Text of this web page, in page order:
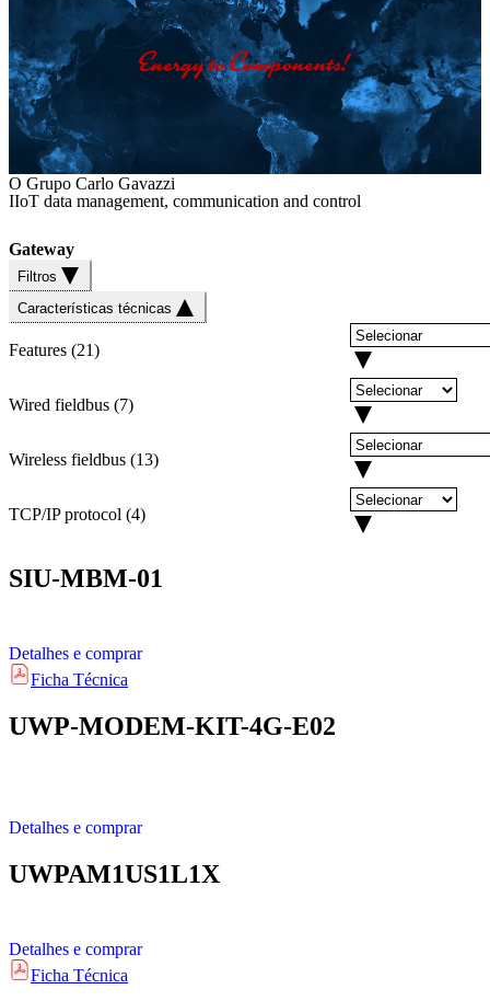
O Grupo Carlo Gavazzi
IIoT data management, communication and control
Gateway
Filtros
Características técnicas
Features (21)
Wired fieldbus (7)
Wireless fieldbus (13)
TCP/IP protocol (4)
SIU-MBM-01
Detalhes e comprar
Ficha Técnica
UWP-MODEM-KIT-4G-E02
Detalhes e comprar
UWPAM1US1L1X
Detalhes e comprar
Ficha Técnica